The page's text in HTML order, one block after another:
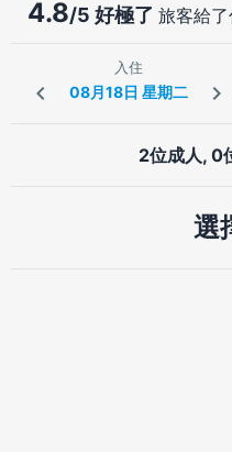
4.8/5 好極了 旅客給
入住
2位成人, 0
選